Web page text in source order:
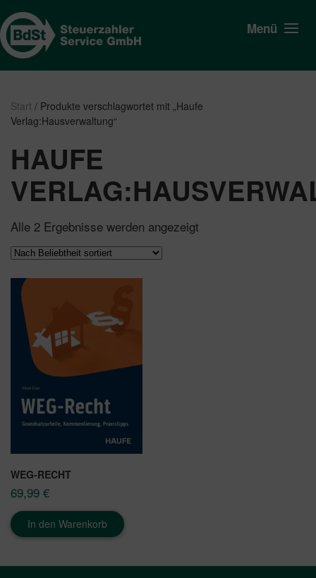
Menü
Start / Produkte verschlagwortet mit „Haufe
Verlag:Hausverwaltung“
HAUFE
Alle 2 Ergebnisse werden angezeigt
WEG-RECHT
69,99 €
In den Warenkorb